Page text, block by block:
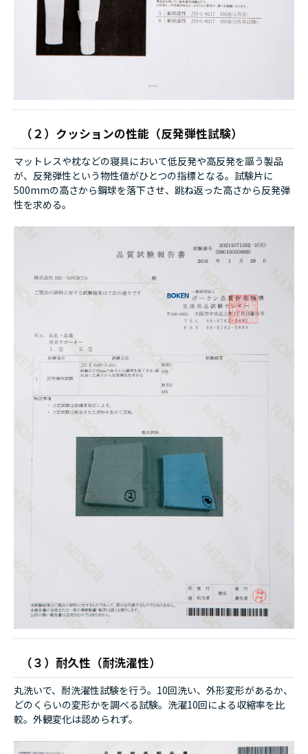
（２）クッションの性能（反発弾性試験）
マットレスや枕などの寝具において低反発や高反発を謳う製品
が、反発弾性という物性値がひとつの指標となる。試験片に
500mmの高さから鋼球を落下させ、跳ね返った高さから反発弾
性を求める。
（３）耐久性（耐洗濯性）
丸洗いで、耐洗濯性試験を行う。10回洗い、外形変形があるか、
どのくらいの変形かを調べる試験。洗濯10回による収縮率を比
較。外観変化は認められず。